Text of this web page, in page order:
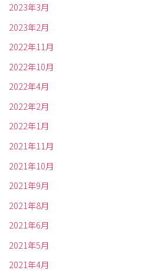
2023年3月
2023年2月
2022年11月
2022年10月
2022年4月
2022年2月
2022年1月
2021年11月
2021年10月
2021年9月
2021年8月
2021年6月
2021年5月
2021年4月